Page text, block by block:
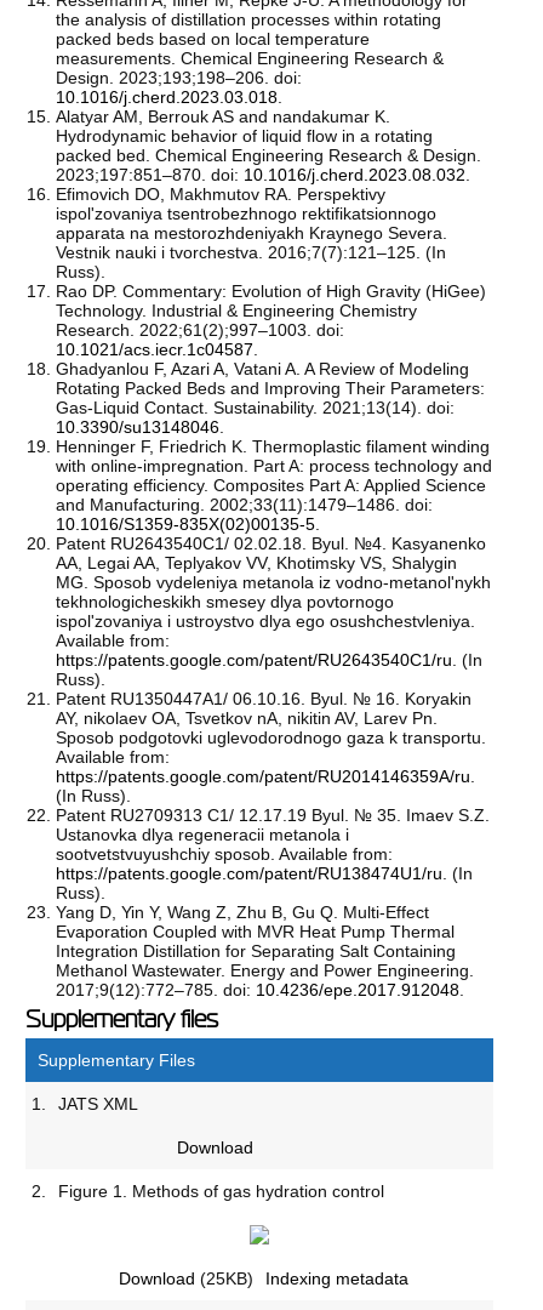
the analysis of distillation processes within rotating
packed beds based on local temperature
measurements. Chemical Engineering Research &
Design. 2023;193;198–206. doi:
10.1016/j.cherd.2023.03.018
Alatyar AM, Berrouk AS and nandakumar K.
Hydrodynamic behavior of liquid flow in a rotating
packed bed. Chemical Engineering Research & Design.
2023;197:851–870. doi: 10.1016/j.cherd.2023.08.032
Efimovich DO, Makhmutov RA. Perspektivy
ispol'zovaniya tsentrobezhnogo rektifikatsionnogo
apparata na mestorozhdeniyakh Kraynego Severa.
Vestnik nauki i tvorchestva. 2016;7(7):121–125. (In
Russ).
Rao DP. Commentary: Evolution of High Gravity (HiGee)
Technology. Industrial & Engineering Chemistry
Research. 2022;61(2);997–1003. doi:
10.1021/acs.iecr.1c04587
Ghadyanlou F, Azari A, Vatani A. A Review of Modeling
Rotating Packed Beds and Improving Their Parameters:
Gas-Liquid Contact. Sustainability. 2021;13(14). doi:
10.3390/su13148046
Henninger F, Friedrich K. Thermoplastic filament winding
with online-impregnation. Part A: process technology and
operating efficiency. Composites Part A: Applied Science
and Manufacturing. 2002;33(11):1479–1486. doi:
10.1016/S1359-835X(02)00135-5
Patent RU2643540C1/ 02.02.18. Byul. №4. Kasyanenko
AA, Legai AA, Teplyakov VV, Khotimsky VS, Shalygin
MG. Sposob vydeleniya metanola iz vodno-metanol'nykh
tekhnologicheskikh smesey dlya povtornogo
ispol'zovaniya i ustroystvo dlya ego osushchestvleniya.
Available from:
https://patents.google.com/patent/RU2643540C1/ru . (In
Russ).
Patent RU1350447A1/ 06.10.16. Byul. № 16. Koryakin
AY, nikolaev OA, Tsvetkov nA, nikitin AV, Larev Pn.
Sposob podgotovki uglevodorodnogo gaza k transportu.
Available from:
https://patents.google.com/patent/RU2014146359A/ru
(In Russ).
Patent RU2709313 C1/ 12.17.19 Byul. № 35. Imaev S.Z.
Ustanovka dlya regeneracii metanola i
sootvetstvuyushchiy sposob. Available from:
https://patents.google.com/patent/RU138474U1/ru . (In
Russ).
Yang D, Yin Y, Wang Z, Zhu B, Gu Q. Multi-Effect
Evaporation Coupled with MVR Heat Pump Thermal
Integration Distillation for Separating Salt Containing
Methanol Wastewater. Energy and Power Engineering.
2017;9(12):772–785. doi: 10.4236/epe.2017.912048
Supplementary files
Supplementary Files
1. JATS XML
Download
2. Figure 1. Methods of gas hydration control
Download (25KB) Indexing metadata